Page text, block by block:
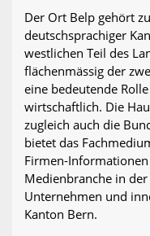
Der Ort Belp gehört
deutschsprachiger
westlichen Teil des
flächenmässig der
eine bedeutende
wirtschaftlich. Die
zugleich auch die
bietet das
Firmen-
Medienbranche in
Unternehmen und
Kanton Bern.